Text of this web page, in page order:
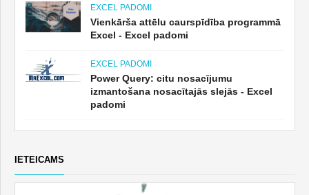
EXCEL PADOMI
Vienkārša attēlu caurspīdība programmā
Excel - Excel padomi
EXCEL PADOMI
Power Query: citu nosacījumu
izmantošana nosacītajās slejās - Excel
padomi
IETEICAMS